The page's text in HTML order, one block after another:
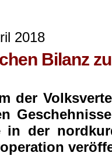
2018
Bilanz
der
in der